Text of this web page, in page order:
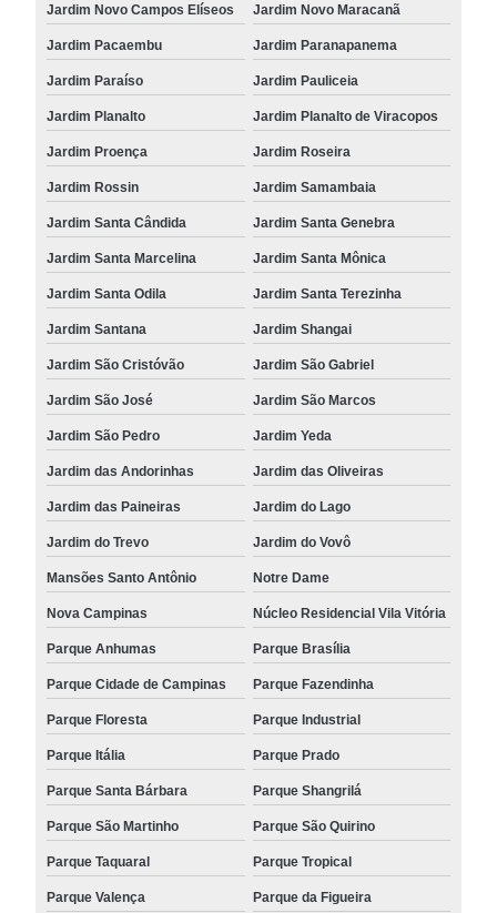
Jardim Novo Campos Elíseos Jardim Novo Maracanã
Jardim Pacaembu Jardim Paranapanema
Jardim Paraíso Jardim Pauliceia
Jardim Planalto Jardim Planalto de Viracopos
Jardim Proença Jardim Roseira
Jardim Rossin Jardim Samambaia
Jardim Santa Cândida Jardim Santa Genebra
Jardim Santa Marcelina Jardim Santa Mônica
Jardim Santa Odila Jardim Santa Terezinha
Jardim Santana Jardim Shangai
Jardim São Cristóvão Jardim São Gabriel
Jardim São José Jardim São Marcos
Jardim São Pedro Jardim Yeda
Jardim das Andorinhas Jardim das Oliveiras
Jardim das Paineiras Jardim do Lago
Jardim do Trevo Jardim do Vovô
Mansões Santo Antônio Notre Dame
Nova Campinas Núcleo Residencial Vila Vitória
Parque Anhumas Parque Brasília
Parque Cidade de Campinas Parque Fazendinha
Parque Floresta Parque Industrial
Parque Itália Parque Prado
Parque Santa Bárbara Parque Shangrilá
Parque São Martinho Parque São Quirino
Parque Taquaral Parque Tropical
Parque Valença Parque da Figueira